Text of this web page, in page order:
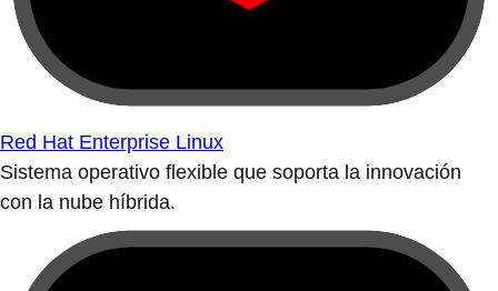
Red Hat Enterprise Linux
Sistema operativo flexible que soporta la innovación
con la nube híbrida.